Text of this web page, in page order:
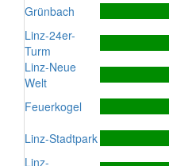
Grünbach
Linz-24er-
Turm
Linz-Neue
Welt
Feuerkogel
Linz-Stadtpark
Linz-